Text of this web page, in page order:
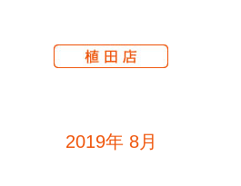
2019年 8月